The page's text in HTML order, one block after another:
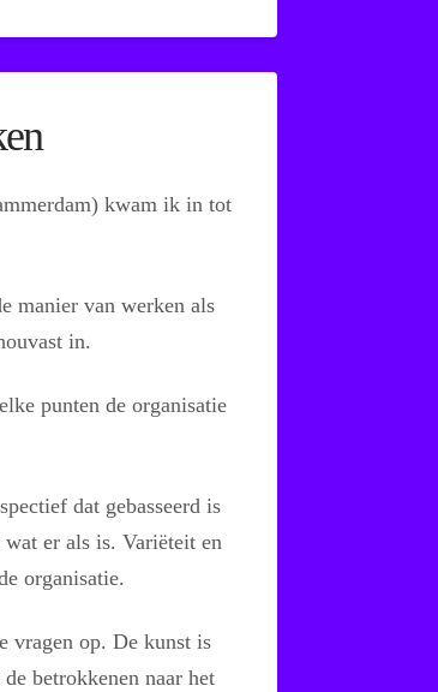
kwam ik in tot
manier van werken als
in.
punten de organisatie
dat gebasseerd is
er als is. Variëteit en
organisatie.
vragen op. De kunst is
betrokkenen naar het